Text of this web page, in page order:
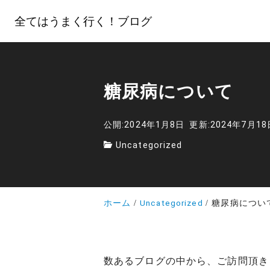
全てはうまく行く！ブログ
糖尿病について
公開:2024年1月8日
更新:2024年7月18
Uncategorized
ホーム Uncategorized 糖尿病につい
数あるブログの中から、ご訪問頂